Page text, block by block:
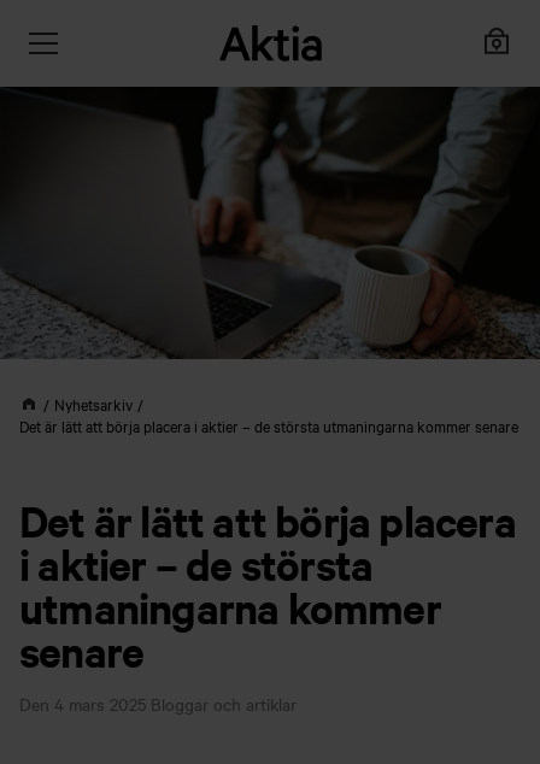
Nyhetsarkiv
Det är lätt att börja placera i aktier – de största utmaningarna kommer senare
Det är lätt att börja placera
i aktier – de största
utmaningarna kommer
senare
Den 4 mars 2025 Bloggar och artiklar